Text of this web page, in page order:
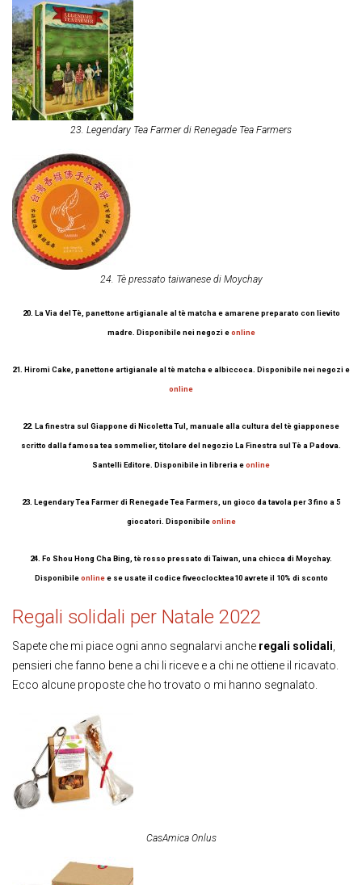
23. Legendary Tea Farmer di Renegade Tea Farmers
24. Tè pressato taiwanese di Moychay
20. La Via del Tè, panettone artigianale al tè matcha e amarene preparato con lievito
madre. Disponibile nei negozi eonline
21. Hiromi Cake, panettone artigianale al tè matcha e albiccoca. Disponibile nei negozi e
online
22. La finestra sul Giappone di Nicoletta Tul, manuale alla cultura del tè giapponese
scritto dalla famosa tea sommelier, titolare del negozio La Finestra sul Tè a Padova.
Santelli Editore. Disponibile in libreria eonline
23. Legendary Tea Farmer di Renegade Tea Farmers, un gioco da tavola per 3 fino a 5
giocatori. Disponibileonline
24. Fo Shou Hong Cha Bing, tè rosso pressato di Taiwan, una chicca di Moychay.
Disponibileonlinee se usate il codice fiveoclocktea10 avrete il 10% di sconto
Regali solidali per Natale 2022
Sapete che mi piace ogni anno segnalarvi anche regali solidali,
pensieri che fanno bene a chi li riceve e a chi ne ottiene il ricavato.
Ecco alcune proposte che ho trovato o mi hanno segnalato.
CasAmica Onlus